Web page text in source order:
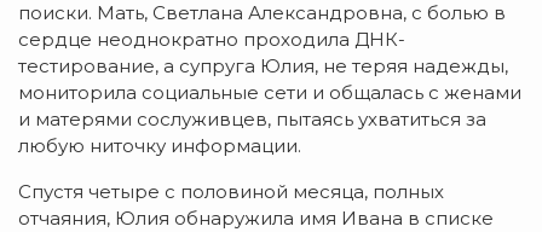
поиски. Мать, Светлана Александровна, с болью в
сердце неоднократно проходила ДНК-
тестирование, а супруга Юлия, не теряя надежды,
мониторила социальные сети и общалась с женами
и матерями сослуживцев, пытаясь ухватиться за
любую ниточку информации.
Спустя четыре с половиной месяца, полных
отчаяния, Юлия обнаружила имя Ивана в списке